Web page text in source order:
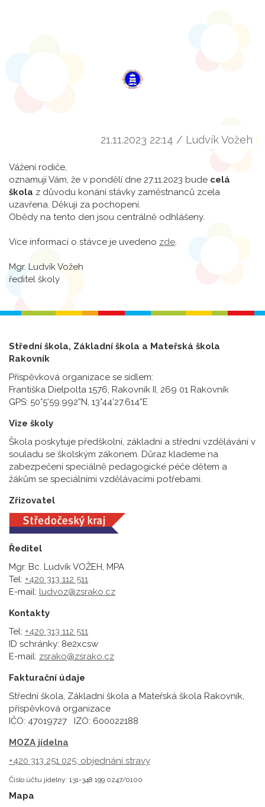
21.11.2023 22:14 / Ludvík Vožeh
Vážení rodiče,
oznamuji Vám, že v pondělí dne 27.11.2023 bude celá
škola z důvodu konání stávky zaměstnanců zcela
uzavřena. Děkuji za pochopení.
Obědy na tento den jsou centrálně odhlášeny.
Více informací o stávce je uvedeno zde.
Mgr. Ludvík Vožeh
ředitel školy
Střední škola, Základní škola a Mateřská škola
Rakovník
Příspěvková organizace se sídlem:
Františka Dielpolta 1576, Rakovník II, 269 01 Rakovník
GPS: 50°5’59.992”N, 13°44’27.614”E
Vize školy
Škola poskytuje předškolní, základní a střední vzdělávání v
souladu se školským zákonem. Důraz klademe na
zabezpečení speciálně pedagogické péče dětem a
žákům se speciálními vzdělávacími potřebami.
Zřizovatel
Ředitel
Mgr. Bc. Ludvík VOŽEH, MPA
Tel: +420 313 112 511
E-mail: ludvoz@zsrako.cz
Kontakty
Tel: +420 313 112 511
ID schránky: 8e2xcsw
E-mail: zsrako@zsrako.cz
Fakturační údaje
Střední škola, Základní škola a Mateřská škola Rakovník,
příspěvková organizace
IČO: 47019727 IZO: 600022188
MOZA jídelna
+420 313 251 025; objednání stravy
Číslo účtu jídelny: 131-348 199 0247/0100
Mapa